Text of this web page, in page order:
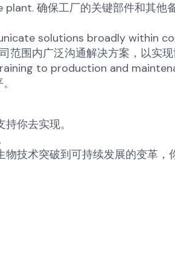
确保工厂的关键部件和其他
solutions broadly within
围内广泛沟通解决方案，以实现
to production and
你去实现。
技术突破到可持续发展的变革，